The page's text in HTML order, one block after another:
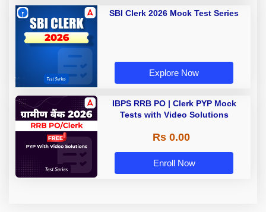
SBI Clerk 2026 Mock Test Series
Explore Now
IBPS RRB PO | Clerk PYP Mock
Tests with Video Solutions
Rs 0.00
Enroll Now